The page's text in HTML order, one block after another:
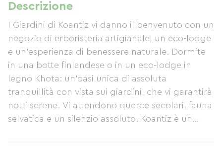
Descrizione
I Giardini di Koantiz vi danno il benvenuto con un
negozio di erboristeria artigianale, un eco-lodge
e un'esperienza di benessere naturale. Dormite
in una botte finlandese o in un eco-lodge in
legno Khota: un'oasi unica di assoluta
tranquillità con vista sui giardini, che vi garantirà
notti serene. Vi attendono querce secolari, fauna
selvatica e un silenzio assoluto. Koantiz è un